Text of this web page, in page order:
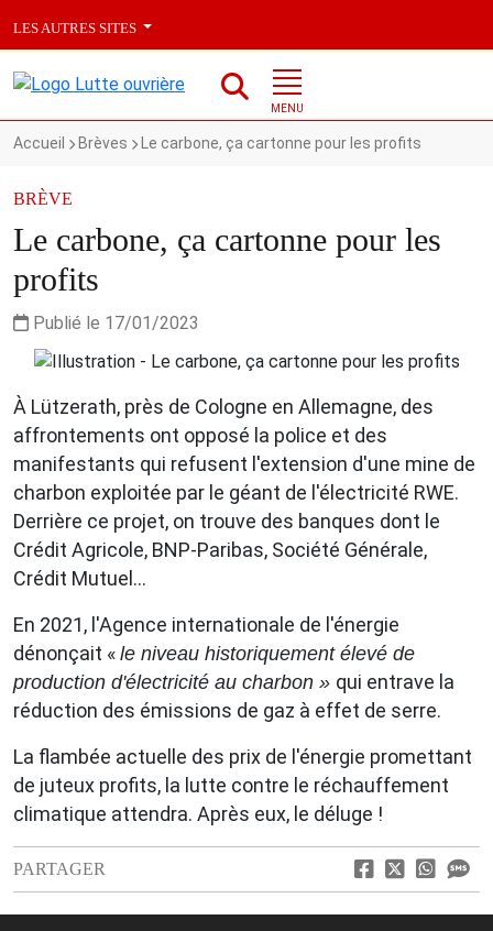
LES AUTRES SITES
MENU
Accueil Brèves Le carbone, ça cartonne pour les profits
BRÈVE
Le carbone, ça cartonne pour les
profits
Publié le 17/01/2023
À Lützerath, près de Cologne en Allemagne, des
affrontements ont opposé la police et des
manifestants qui refusent l'extension d'une mine de
charbon exploitée par le géant de l'électricité RWE.
Derrière ce projet, on trouve des banques dont le
Crédit Agricole, BNP-Paribas, Société Générale,
Crédit Mutuel...
En 2021, l'Agence internationale de l'énergie
dénonçait « le niveau historiquement élevé de
production d'électricité au charbon » qui entrave la
réduction des émissions de gaz à effet de serre.
La flambée actuelle des prix de l'énergie promettant
de juteux profits, la lutte contre le réchauffement
climatique attendra. Après eux, le déluge !
PARTAGER